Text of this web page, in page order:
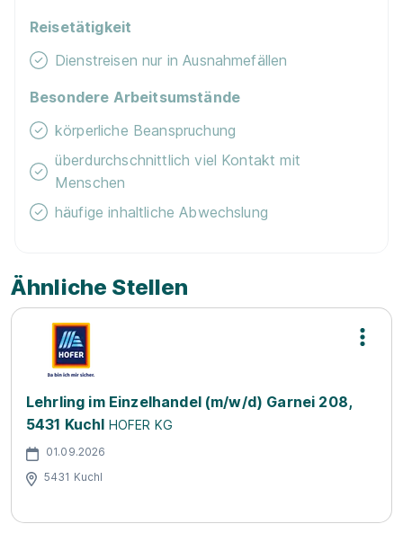
Ähnliche Stellen
Lehrling im Einzelhandel (m/w/d) Garnei 208,
5431 Kuchl HOFER KG
01.09.2026
5431 Kuchl
Reisetätigkeit
Dienstreisen nur in Ausnahmefällen
Besondere Arbeitsumstände
körperliche Beanspruchung
überdurchschnittlich viel Kontakt mit
Menschen
häufige inhaltliche Abwechslung